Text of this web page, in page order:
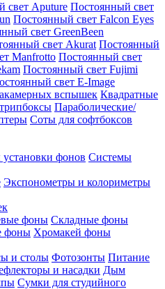
свет Aputure Постоянный свет
Постоянный свет Falcon Eyes
свет GreenBeen
свет Akurat Постоянный
Manfrotto Постоянный свет
Постоянный свет Fujimi
свет E-Image
вспышек Квадратные
Параболические/
Соты для софтбоксов
фонов Системы
Экспонометры и колориметры
фоны Складные фоны
фоны Хромакей фоны
и столы Фотозонты Питание
и насадки Дым
Сумки для студийного